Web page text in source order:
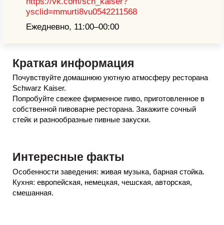
ysclid=mmurti8vu0542211568
Ежедневно, 11:00–00:00
Краткая информация
Почувствуйте домашнюю уютную атмосферу ресторана
Schwarz Kaiser.
Попробуйте свежее фирменное пиво, приготовленное в
собственной пивоварне ресторана. Закажите сочный
стейк и разнообразные пивные закуски.
Интересные факты
Особенности заведения: живая музыка, барная стойка.
Кухня: европейская, немецкая, чешская, авторская,
смешанная.